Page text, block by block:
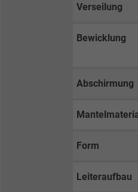
Verseilung
Bewicklung
Abschirmung
Form
Leiteraufbau